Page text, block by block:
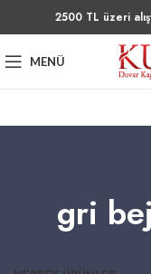
2500 TL üzeri
MENÜ
gri